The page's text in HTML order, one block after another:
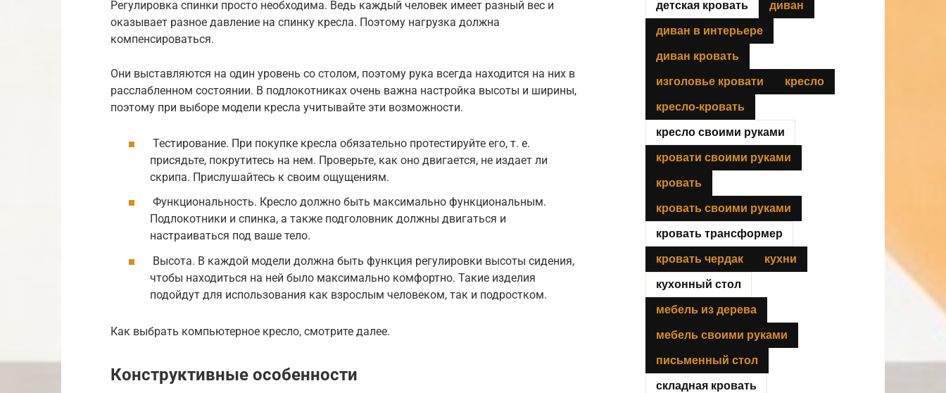
Регулировка спинки просто необходима. Ведь каждый человек имеет разный вес и
оказывает разное давление на спинку кресла. Поэтому нагрузка должна
компенсироваться.
Они выставляются на один уровень со столом, поэтому рука всегда находится на них в
расслабленном состоянии. В подлокотниках очень важна настройка высоты и ширины,
поэтому при выборе модели кресла учитывайте эти возможности.
Тестирование. При покупке кресла обязательно протестируйте его, т. е.
присядьте, покрутитесь на нем. Проверьте, как оно двигается, не издает ли
скрипа. Прислушайтесь к своим ощущениям.
Функциональность. Кресло должно быть максимально функциональным.
Подлокотники и спинка, а также подголовник должны двигаться и
настраиваться под ваше тело.
Высота. В каждой модели должна быть функция регулировки высоты сидения,
чтобы находиться на ней было максимально комфортно. Такие изделия
подойдут для использования как взрослым человеком, так и подростком.
Как выбрать компьютерное кресло, смотрите далее.
Конструктивные особенности
детская кровать диван
диван в интерьере
диван кровать
изголовье кровати кресло
кресло-кровать
кресло своими руками
кровати своими руками
кровать
кровать своими руками
кровать трансформер
кровать чердак кухни
кухонный стол
мебель из дерева
мебель своими руками
письменный стол
складная кровать